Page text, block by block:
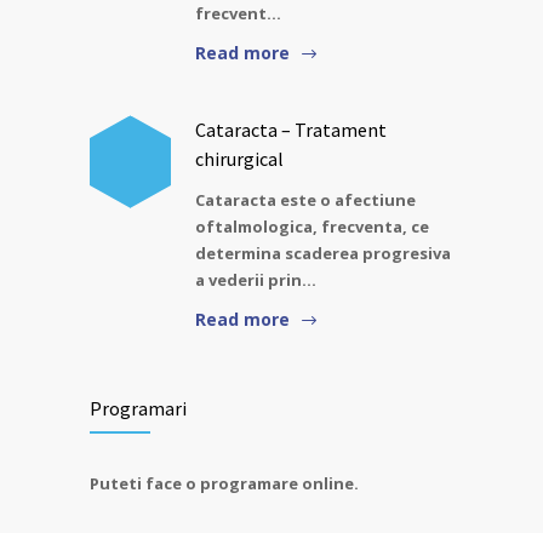
frecvent…
Read more
Cataracta – Tratament
chirurgical
Cataracta este o afectiune
oftalmologica, frecventa, ce
determina scaderea progresiva
a vederii prin…
Read more
Programari
Puteti face o programare online.